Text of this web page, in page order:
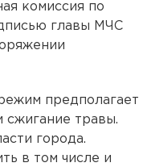
комиссия по
главы МЧС
предполагает
сжигание травы.
города.
в том числе и